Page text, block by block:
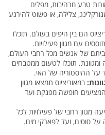
טבע מרהיבות, מפלים
צלילה, או פשוט להירגע
הם בין היפים בעולם. תוכלו
עם מגוון פעילויות.
ביתם של אנשים מכל רחבי העולם,
תוכלו לטעום ממטבחים
על ההיסטוריה של האי.
במאוריציוס תמצאו מגוון
חופשה מפנקת ועד
מגוון רחבי של פעילויות לכל
סוסים, ועד לפארקי מים.